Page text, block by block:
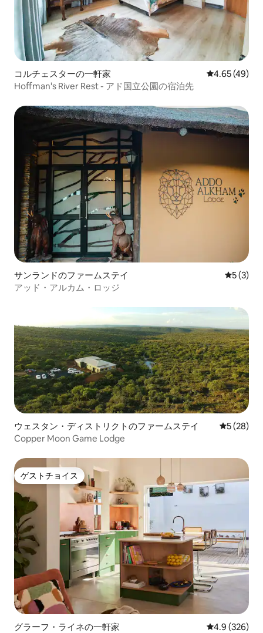
コルチェスターの一軒家 レビュー49
4.65 (49)
Hoffman's River Rest - アド国立公園の宿泊先
サンランドのファームステイ レビュー
5 (3)
アッド・アルカム・ロッジ
ウェスタン・ディストリクトのファームステイ レビュー
5 (28)
Copper Moon Game Lodge
ゲストチョイス
ゲストチョイス
グラーフ・ライネの一軒家 レビュー326
4.9 (326)